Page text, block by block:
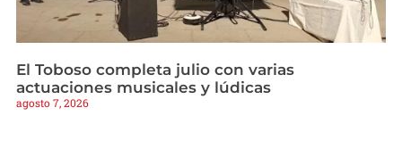
El Toboso completa julio con varias
actuaciones musicales y lúdicas
agosto 7, 2026